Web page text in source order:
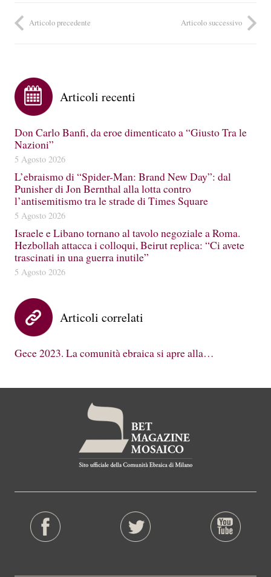
Articolo precedente Articolo successivo
Articoli recenti
Don Carlo Banfi, da eroe dimenticato a “Giusto Tra le
Nazioni”
5 Agosto 2026
L’ebraismo di “Spider-Man: Brand New Day”: dal
Punisher di Jon Bernthal alla lotta contro
l’antisemitismo tra le strade di Times Square
5 Agosto 2026
Israele e Libano tornano al tavolo negoziale a Roma.
Hezbollah attacca i colloqui, Beirut replica: “Ci avete
trascinati in una guerra inutile”
5 Agosto 2026
Articoli correlati
Gece 2023. La comunità ebraica si apre alla…